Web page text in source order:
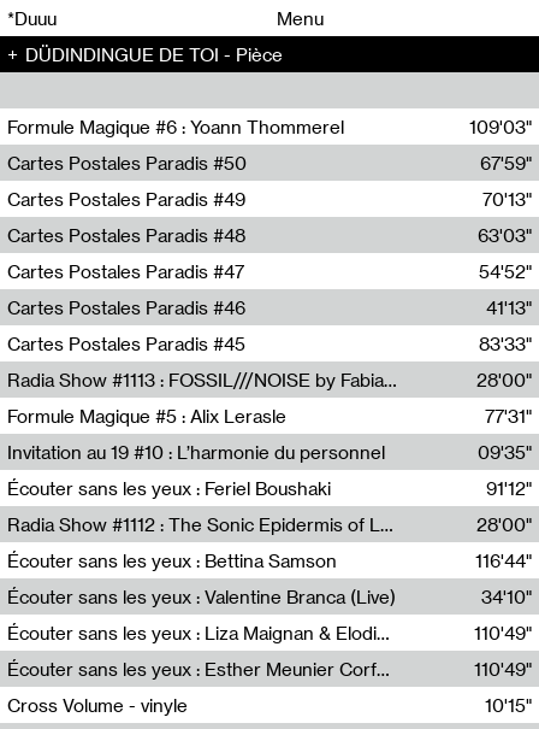
*Duuu
Menu
DÜDINDINGUE DE TOI - Pièce
Formule Magique #6 : Yoann Thommerel
Nathalie Lacroix,Yoann Thommerel
109'03"
Cartes Postales Paradis #50
Zoé Leroux
67'59"
Cartes Postales Paradis #49
Aurore Portales
70'13"
Cartes Postales Paradis #48
Mathias Dupaquier
63'03"
Cartes Postales Paradis #47
Raymond Engramer
54'52"
Cartes Postales Paradis #46
Sarah Banville
41'13"
Cartes Postales Paradis #45
Mateo Cuin
83'33"
Radia Show #1113 : FOSSIL///NOISE by Fabiana Gibim / Wave Farm
Wave Farm
28'00"
Formule Magique #5 : Alix Lerasle
Nathalie Lacroix
77'31"
Invitation au 19 #10 : L’harmonie du personnel
19, CRAC
09'35"
Écouter sans les yeux : Feriel Boushaki
Feriel Boushaki
91'12"
Radia Show #1112 : The Sonic Epidermis of Lake Léman by Paul Courlet / Guest Slot
28'00"
Écouter sans les yeux : Bettina Samson
Bettina Samson
116'44"
Écouter sans les yeux : Valentine Branca (Live)
Valentine Branca
34'10"
Écouter sans les yeux : Liza Maignan & Elodie Lecat
Liza Maignan,Elodie Lecat
110'49"
Écouter sans les yeux : Esther Meunier Corfdyr
Esther Meunier Corfdyr
110'49"
Cross Volume - vinyle
10'15"
00 00
00 00